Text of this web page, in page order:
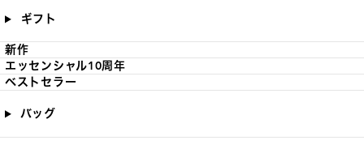
ギフト
新作
エッセンシャル10周年
ベストセラー
バッグ